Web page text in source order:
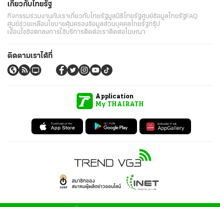
เกี่ยวกับไทยรัฐ
กิจกรรมร่วมงานกับเราเกี่ยวกับไทยรัฐมูลนิธิไทยรัฐศูนย์ข้อมูลไทยรัฐFAQ
ศูนย์ช่วยเหลือนโยบายคุ้มครองข้อมูลส่วนบุคคลไทยรัฐกรุ๊ป
เงื่อนไขข้อตกลงการใช้บริการติดต่อเราติดต่อโฆษณา
ติดตามเราได้ที่
Application
My THAIRATH